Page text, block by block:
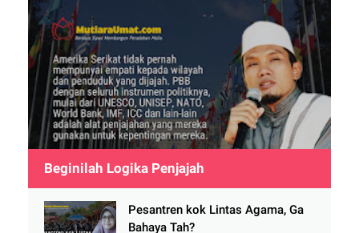
Beginilah Logika Penjajah
Pesantren kok Lintas Agama, Ga
Bahaya Tah?